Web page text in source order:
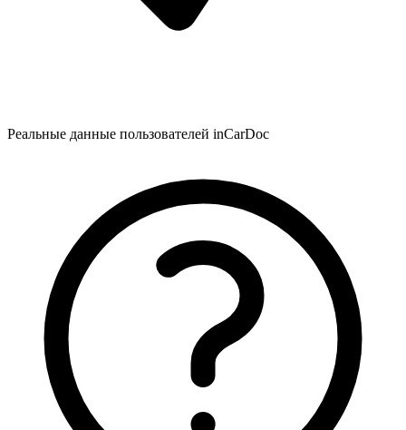
Реальные данные пользователей inCarDoc